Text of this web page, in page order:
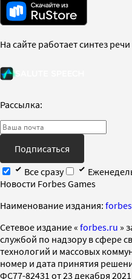
На сайте работает синтез речи
Рассылка:
Подписаться
Все сразу
Новости Forbes Games
Наименование издания:
Cетевое издание « forbes.ru »
службой по надзору в сфере
технологий и массовых
номер и дата принятия
ФС77-82431 от 23 декабря 2021